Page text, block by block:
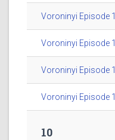
Voroninyi Episode
Voroninyi Episode
Voroninyi Episode
Voroninyi Episode
10